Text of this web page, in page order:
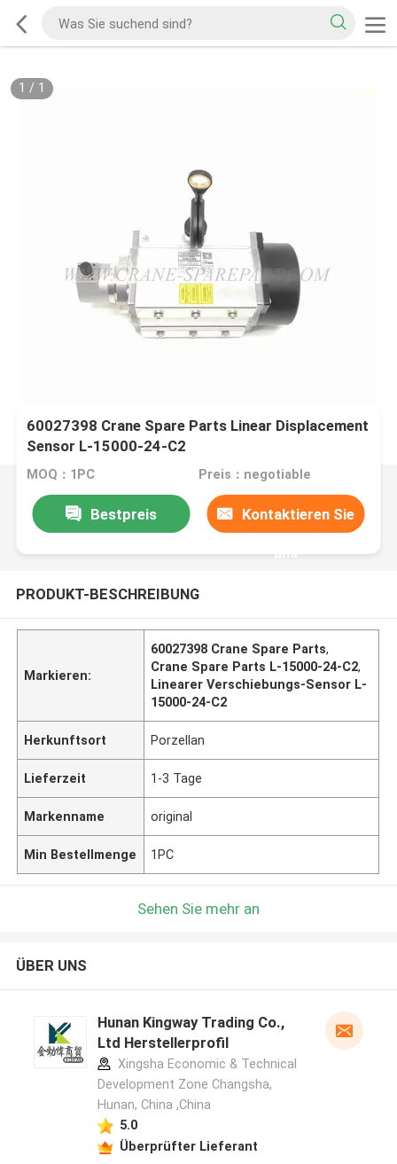
1 / 1
60027398 Crane Spare Parts Linear Displacement
Sensor L-15000-24-C2
MOQ：1PC Preis：negotiable
Bestpreis Kontaktieren Sie
uns
PRODUKT-BESCHREIBUNG
Markieren:
60027398 Crane Spare Parts,
Crane Spare Parts L-15000-24-C2,
Linearer Verschiebungs-Sensor L-
15000-24-C2
Herkunftsort Porzellan
Lieferzeit 1-3 Tage
Markenname original
Min Bestellmenge 1PC
Sehen Sie mehr an
ÜBER UNS
Hunan Kingway Trading Co.,
Ltd Herstellerprofil
Xingsha Economic & Technical
Development Zone Changsha,
Hunan, China ,China
5.0
Überprüfter Lieferant